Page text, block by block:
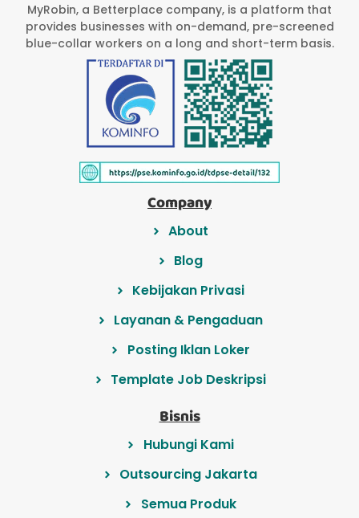
MyRobin, a Betterplace company, is a platform that
provides businesses with on-demand, pre-screened
blue-collar workers on a long and short-term basis.
Company
About
Blog
Kebijakan Privasi
Layanan & Pengaduan
Posting Iklan Loker
Template Job Deskripsi
Bisnis
Hubungi Kami
Outsourcing Jakarta
Semua Produk